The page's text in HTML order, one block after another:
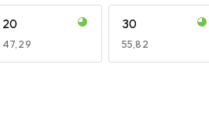
20
EUR
47,29
30
EUR
55,82